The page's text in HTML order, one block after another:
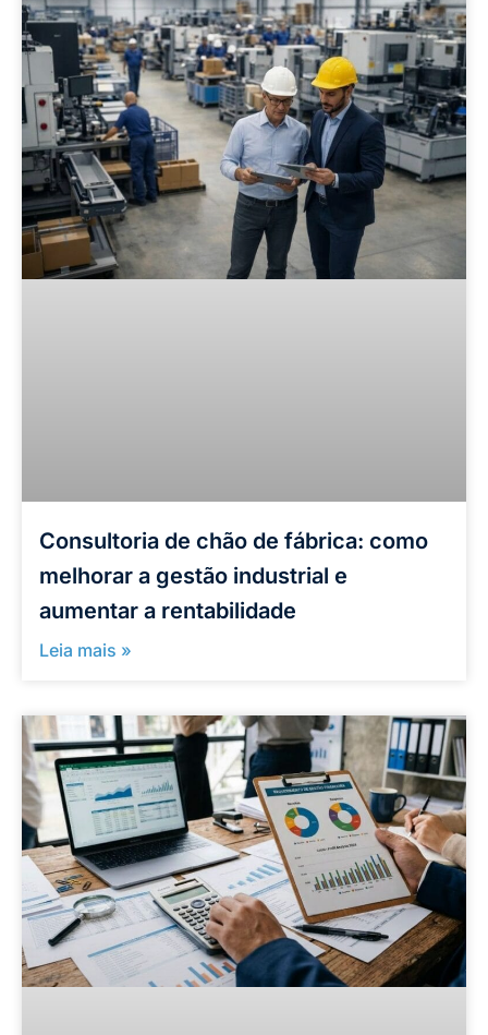
Consultoria de chão de fábrica: como
melhorar a gestão industrial e
aumentar a rentabilidade
Leia mais »